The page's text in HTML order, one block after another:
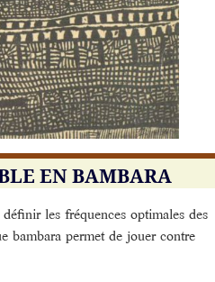
EN BAMBARA
les fréquences optimales des
bambara permet de jouer contre